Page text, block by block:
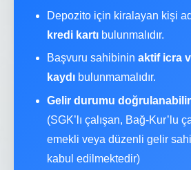
Depozito için kiralayan kişi
kredi kartı bulunmalıdır.
Başvuru sahibinin aktif icra
kaydı bulunmamalıdır.
Gelir durumu doğrulanabilir
(SGK’lı çalışan, Bağ-Kur’lu
emekli veya düzenli gelir
kabul edilmektedir)